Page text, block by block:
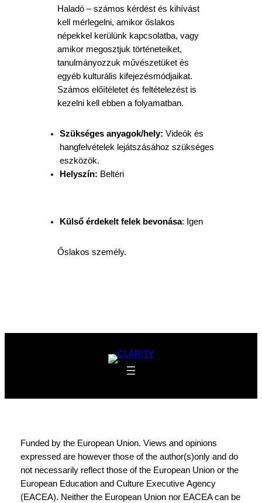
Haladó – számos kérdést és kihívást
kell mérlegelni, amikor őslakos
népekkel kerülünk kapcsolatba, vagy
amikor megosztjuk történeteiket,
tanulmányozzuk művészetüket és
egyéb kulturális kifejezésmódjaikat.
Számos előítéletet és feltételezést is
kezelni kell ebben a folyamatban.
Szükséges anyagok/hely: Videók és
hangfelvételek lejátszásához szükséges
eszközök.
Helyszín: Beltéri
Külső érdekelt felek bevonása: Igen
Őslakos személy.
Funded by the European Union. Views and opinions
expressed are however those of the author(s)only and do
not necessarily reflect those of the European Union or the
European Education and Culture Executive Agency
(EACEA). Neither the European Union nor EACEA can be